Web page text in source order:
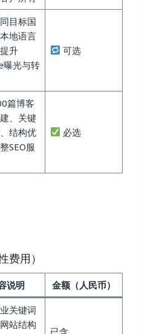
目标国
地语言
升
曝光与转
可选
篇博客
、关键
结构优
SEO服
必选
费用）
说明 金额（人民币）
关键词
站结构
已含